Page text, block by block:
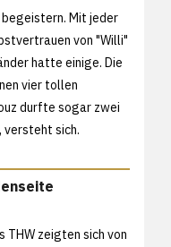
Mit jeder
von "Willi"
hatte einige. Die
vier tollen
durfte sogar zwei
sich.
THW zeigten sich von